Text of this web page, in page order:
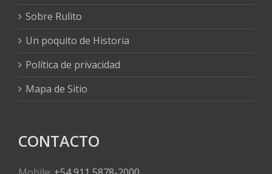
Sobre Rulito
Un poquito de Historia
Política de privacidad
Mapa de Sitio
CONTACTO